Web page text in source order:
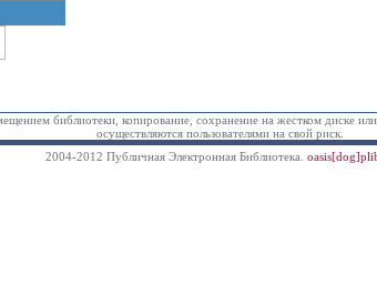
библиотеки, копирование, сохранение на жестком диске
осуществляются пользователями на свой риск.
2004-2012 Публичная Электронная Библиотека.